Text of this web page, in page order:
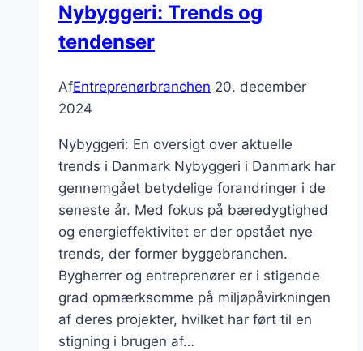
Nybyggeri: Trends og
tendenser
AfEntreprenørbranchen 20. december
2024
Nybyggeri: En oversigt over aktuelle
trends i Danmark Nybyggeri i Danmark har
gennemgået betydelige forandringer i de
seneste år. Med fokus på bæredygtighed
og energieffektivitet er der opstået nye
trends, der former byggebranchen.
Bygherrer og entreprenører er i stigende
grad opmærksomme på miljøpåvirkningen
af deres projekter, hvilket har ført til en
stigning i brugen af…